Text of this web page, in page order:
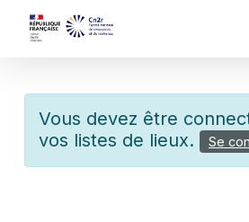
Skip
Vous devez être
vos listes de lieux.
Se